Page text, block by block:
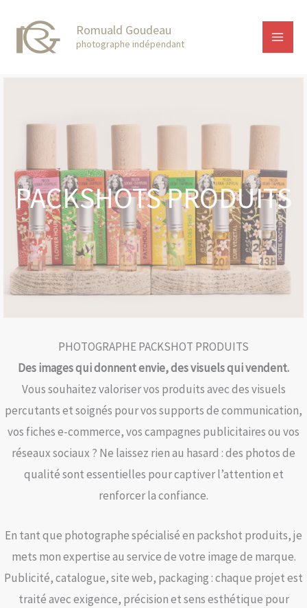
content
Romuald Goudeau
photographe indépendant
PACKSHOTS PRODUITS
PHOTOGRAPHE PACKSHOT PRODUITS
Des images qui donnent envie, des visuels qui vendent.
Vous souhaitez valoriser vos produits avec des visuels
percutants et soignés pour vos supports de communication,
vos fiches e-commerce, vos campagnes publicitaires ou vos
réseaux sociaux ? Ne laissez rien au hasard : des photos de
qualité sont essentielles pour captiver l’attention et
renforcer la confiance.
En tant que photographe spécialisé en packshot produits, je
mets mon expertise au service de votre image de marque.
Publicité, catalogue, site web, packaging : chaque projet est
traité avec exigence, précision et sens esthétique pour